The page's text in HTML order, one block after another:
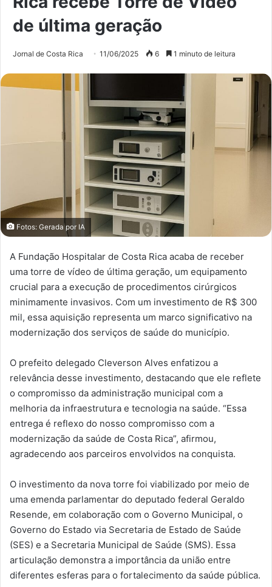
de última geração
Jornal de Costa Rica 11/06/2025 6 1 minuto de leitura
Fotos: Gerada por IA
A Fundação Hospitalar de Costa Rica acaba de receber
uma torre de vídeo de última geração, um equipamento
crucial para a execução de procedimentos cirúrgicos
minimamente invasivos. Com um investimento de R$ 300
mil, essa aquisição representa um marco significativo na
modernização dos serviços de saúde do município.
O prefeito delegado Cleverson Alves enfatizou a
relevância desse investimento, destacando que ele reflete
o compromisso da administração municipal com a
melhoria da infraestrutura e tecnologia na saúde. “Essa
entrega é reflexo do nosso compromisso com a
modernização da saúde de Costa Rica”, afirmou,
agradecendo aos parceiros envolvidos na conquista.
O investimento da nova torre foi viabilizado por meio de
uma emenda parlamentar do deputado federal Geraldo
Resende, em colaboração com o Governo Municipal, o
Governo do Estado via Secretaria de Estado de Saúde
(SES) e a Secretaria Municipal de Saúde (SMS). Essa
articulação demonstra a importância da união entre
diferentes esferas para o fortalecimento da saúde pública.